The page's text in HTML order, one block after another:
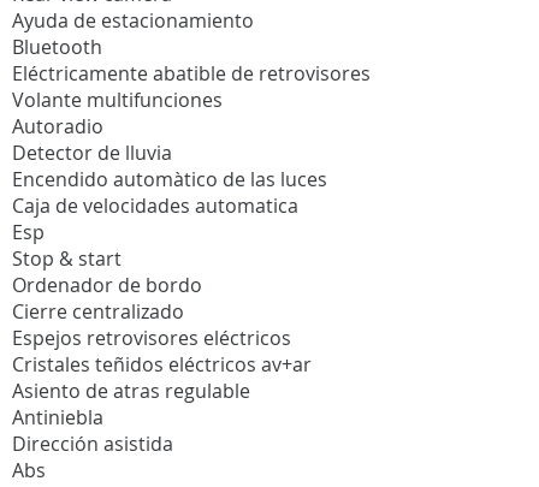
Ayuda de estacionamiento
Bluetooth
Eléctricamente abatible de retrovisores
Volante multifunciones
Autoradio
Detector de lluvia
Encendido automàtico de las luces
Caja de velocidades automatica
Esp
Stop & start
Ordenador de bordo
Cierre centralizado
Espejos retrovisores eléctricos
Cristales teñidos eléctricos av+ar
Asiento de atras regulable
Antiniebla
Dirección asistida
Abs